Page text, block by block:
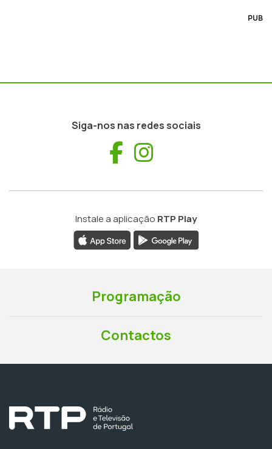
PUB
Siga-nos nas redes sociais
Facebook
Instale a aplicação RTP Play
Programação
Contactos